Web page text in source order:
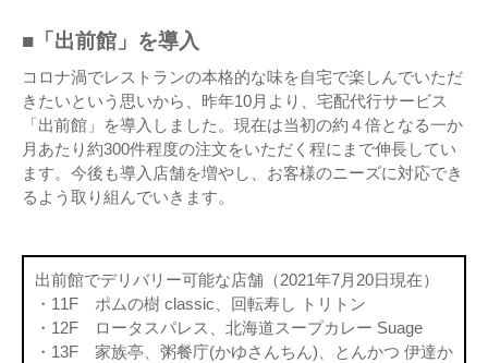
■「出前館」を導入
コロナ渦でレストランの本格的な味を自宅で楽しんでいただ
きたいという思いから、昨年10月より、宅配代行サービス
「出前館」を導入しました。現在は当初の約４倍となる一か
月あたり約300件程度の注文をいただく程にまで伸長してい
ます。今後も導入店舗を増やし、お客様のニーズに対応でき
るよう取り組んでいきます。
出前館でデリバリー可能な店舗（2021年7月20日現在）
・11F ポムの樹 classic、回転寿し トリトン
・12F ロータスパレス、北海道スープカレー Suage
・13F 家族亭、粥餐庁(かゆさんちん)、とんかつ 伊達か